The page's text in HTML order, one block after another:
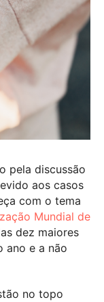
pela discussão
aos casos
com o tema
Mundial de
dez maiores
ano e a não
no topo